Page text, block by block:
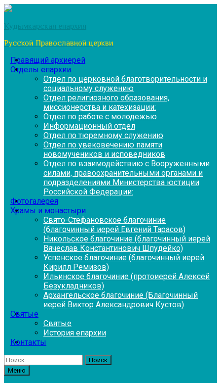
Перейти
содержимому
Кудымкарская епархия
Русской Православной церкви
Правящий архиерей
Отделы епархии
Отдел по церковной благотворительности и
социальному служению
Отдел религиозного образования,
миссионерства и катехизации:
Отдел по работе с молодежью
Информационный отдел
Отдел по тюремному служению
Отдел по увековечению памяти
новомучеников и исповедников
Отдел по взаимодействию с Вооруженными
силами, правоохранительными органами и
подразделениями Министерства юстиции
Российской Федерации:
Фотогалерея
Храмы и монастыри
Свято-Стефановское благочиние
(благочинный иерей Евгений Тарасов)
Никольское благочиние (благочинный иерей
Вячеслав Константинович Шпудейко)
Успенское благочиние (благочинный иерей
Кирилл Ремизов)
Ильинское благочиние (протоиерей Алексей
Безукладников)
Архангельское благочиние (Благочинный
иерей Виктор Александрович Кустов)
Святые
Святые
История епархии
Контакты
Найти:
Меню